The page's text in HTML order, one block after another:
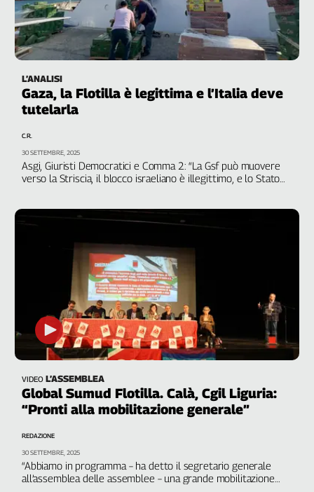
L’ANALISI
Gaza, la Flotilla è legittima e l’Italia deve
tutelarla
Asgi, Giuristi Democratici e Comma 2: “La Gsf può muovere
verso la Striscia, il blocco israeliano è illegittimo, e lo Stato
C.R.
30 SETTEMBRE, 2025
VIDEO L’ASSEMBLEA
Global Sumud Flotilla. Calà, Cgil Liguria:
“Pronti alla mobilitazione generale”
“Abbiamo in programma – ha detto il segretario generale
all’assemblea delle assemblee – una grande mobilitazione
REDAZIONE
30 SETTEMBRE, 2025